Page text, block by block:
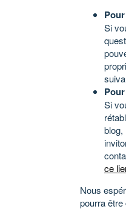
Si
Si
blog,
ce
Nous
pourra